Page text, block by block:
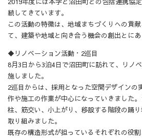
続してきています。
この活動の特徴は、地域まちづくりへの貢
て、建築や地域と向き合う機会の創出とにあ
◆リノベーション活動・2巡目
8月3日から3泊4日で沼田町に訪れて、リノ
施しました。
2巡目からは、採用となった空間デザインの
作や施工の作業が中心になっていきました
柱、筋交い、小上がり、移設する階段の踊
取り組みました。
既存の構造形式が担っているそれぞれの役